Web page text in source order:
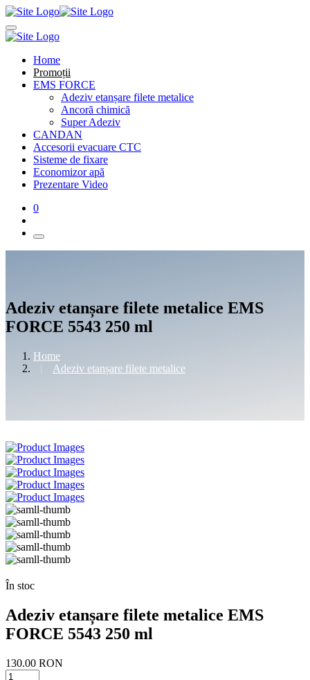
Home
Promoții
EMS FORCE
Adeziv etanșare filete metalice
Ancoră chimică
Super Adeziv
CANDAN
Accesorii evacuare CTC
Sisteme de fixare
Economizor apă
Prezentare Video
0
Adeziv etanșare filete metalice EMS
FORCE 5543 250 ml
Home
Adeziv etanșare filete metalice
În stoc
Adeziv etanșare filete metalice EMS
FORCE 5543 250 ml
130.00 RON